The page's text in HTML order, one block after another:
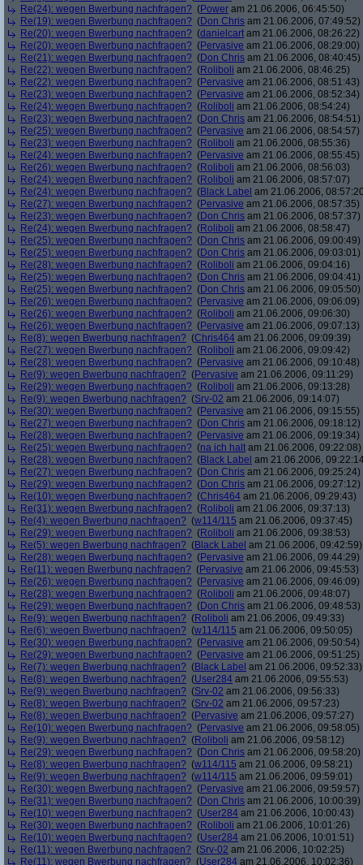
Re(24): wegen Bwerbung nachfragen? (Power am 21.06.2006, 06:45:50)
Re(19): wegen Bwerbung nachfragen? (Don Chris am 21.06.2006, 07:49:52)
Re(20): wegen Bwerbung nachfragen? (danielcart am 21.06.2006, 08:26:22)
Re(20): wegen Bwerbung nachfragen? (Pervasive am 21.06.2006, 08:29:00)
Re(21): wegen Bwerbung nachfragen? (Don Chris am 21.06.2006, 08:40:45)
Re(22): wegen Bwerbung nachfragen? (Roliboli am 21.06.2006, 08:46:25)
Re(22): wegen Bwerbung nachfragen? (Pervasive am 21.06.2006, 08:51:43)
Re(23): wegen Bwerbung nachfragen? (Pervasive am 21.06.2006, 08:52:34)
Re(24): wegen Bwerbung nachfragen? (Roliboli am 21.06.2006, 08:54:24)
Re(23): wegen Bwerbung nachfragen? (Don Chris am 21.06.2006, 08:54:51)
Re(25): wegen Bwerbung nachfragen? (Pervasive am 21.06.2006, 08:54:57)
Re(23): wegen Bwerbung nachfragen? (Roliboli am 21.06.2006, 08:55:36)
Re(24): wegen Bwerbung nachfragen? (Pervasive am 21.06.2006, 08:55:45)
Re(26): wegen Bwerbung nachfragen? (Roliboli am 21.06.2006, 08:56:03)
Re(24): wegen Bwerbung nachfragen? (Roliboli am 21.06.2006, 08:57:07)
Re(24): wegen Bwerbung nachfragen? (Black Label am 21.06.2006,
Re(27): wegen Bwerbung nachfragen? (Pervasive am 21.06.2006, 08:57:35)
Re(23): wegen Bwerbung nachfragen? (Don Chris am 21.06.2006, 08:57:37)
Re(24): wegen Bwerbung nachfragen? (Roliboli am 21.06.2006, 08:58:47)
Re(25): wegen Bwerbung nachfragen? (Don Chris am 21.06.2006, 09:00:49)
Re(25): wegen Bwerbung nachfragen? (Don Chris am 21.06.2006, 09:03:01)
Re(28): wegen Bwerbung nachfragen? (Roliboli am 21.06.2006, 09:04:16)
Re(25): wegen Bwerbung nachfragen? (Don Chris am 21.06.2006, 09:04:41)
Re(25): wegen Bwerbung nachfragen? (Don Chris am 21.06.2006, 09:05:50)
Re(26): wegen Bwerbung nachfragen? (Pervasive am 21.06.2006, 09:06:09)
Re(26): wegen Bwerbung nachfragen? (Roliboli am 21.06.2006, 09:06:30)
Re(26): wegen Bwerbung nachfragen? (Pervasive am 21.06.2006, 09:07:13)
Re(8): wegen Bwerbung nachfragen? (Chris464 am 21.06.2006, 09:09:39)
Re(27): wegen Bwerbung nachfragen? (Roliboli am 21.06.2006, 09:09:42)
Re(28): wegen Bwerbung nachfragen? (Pervasive am 21.06.2006, 09:10:48)
Re(9): wegen Bwerbung nachfragen? (Pervasive am 21.06.2006, 09:11:29)
Re(29): wegen Bwerbung nachfragen? (Roliboli am 21.06.2006, 09:13:28)
Re(9): wegen Bwerbung nachfragen? (Srv-02 am 21.06.2006, 09:14:07)
Re(30): wegen Bwerbung nachfragen? (Pervasive am 21.06.2006, 09:15:55)
Re(27): wegen Bwerbung nachfragen? (Don Chris am 21.06.2006, 09:18:12)
Re(28): wegen Bwerbung nachfragen? (Pervasive am 21.06.2006, 09:19:34)
Re(25): wegen Bwerbung nachfragen? (na ich halt am 21.06.2006, 09:22:08)
Re(28): wegen Bwerbung nachfragen? (Black Label am 21.06.2006,
Re(27): wegen Bwerbung nachfragen? (Don Chris am 21.06.2006, 09:25:24)
Re(29): wegen Bwerbung nachfragen? (Don Chris am 21.06.2006, 09:27:12)
Re(10): wegen Bwerbung nachfragen? (Chris464 am 21.06.2006, 09:29:43)
Re(31): wegen Bwerbung nachfragen? (Roliboli am 21.06.2006, 09:37:13)
Re(4): wegen Bwerbung nachfragen? (w114/115 am 21.06.2006, 09:37:45)
Re(29): wegen Bwerbung nachfragen? (Roliboli am 21.06.2006, 09:38:53)
Re(5): wegen Bwerbung nachfragen? (Black Label am 21.06.2006, 09:42:59)
Re(28): wegen Bwerbung nachfragen? (Pervasive am 21.06.2006, 09:44:29)
Re(11): wegen Bwerbung nachfragen? (Pervasive am 21.06.2006, 09:45:53)
Re(26): wegen Bwerbung nachfragen? (Pervasive am 21.06.2006, 09:46:09)
Re(28): wegen Bwerbung nachfragen? (Roliboli am 21.06.2006, 09:48:07)
Re(29): wegen Bwerbung nachfragen? (Don Chris am 21.06.2006, 09:48:53)
Re(9): wegen Bwerbung nachfragen? (Roliboli am 21.06.2006, 09:49:33)
Re(6): wegen Bwerbung nachfragen? (w114/115 am 21.06.2006, 09:50:05)
Re(30): wegen Bwerbung nachfragen? (Pervasive am 21.06.2006, 09:50:54)
Re(29): wegen Bwerbung nachfragen? (Pervasive am 21.06.2006, 09:51:25)
Re(7): wegen Bwerbung nachfragen? (Black Label am 21.06.2006, 09:52:33)
Re(8): wegen Bwerbung nachfragen? (User284 am 21.06.2006, 09:55:53)
Re(9): wegen Bwerbung nachfragen? (Srv-02 am 21.06.2006, 09:56:33)
Re(8): wegen Bwerbung nachfragen? (Srv-02 am 21.06.2006, 09:57:23)
Re(8): wegen Bwerbung nachfragen? (Pervasive am 21.06.2006, 09:57:27)
Re(10): wegen Bwerbung nachfragen? (Pervasive am 21.06.2006, 09:58:05)
Re(9): wegen Bwerbung nachfragen? (Roliboli am 21.06.2006, 09:58:12)
Re(29): wegen Bwerbung nachfragen? (Don Chris am 21.06.2006, 09:58:20)
Re(8): wegen Bwerbung nachfragen? (w114/115 am 21.06.2006, 09:58:21)
Re(9): wegen Bwerbung nachfragen? (w114/115 am 21.06.2006, 09:59:01)
Re(30): wegen Bwerbung nachfragen? (Pervasive am 21.06.2006, 09:59:57)
Re(31): wegen Bwerbung nachfragen? (Don Chris am 21.06.2006, 10:00:39)
Re(10): wegen Bwerbung nachfragen? (User284 am 21.06.2006, 10:00:43)
Re(30): wegen Bwerbung nachfragen? (Roliboli am 21.06.2006, 10:01:26)
Re(10): wegen Bwerbung nachfragen? (User284 am 21.06.2006, 10:01:51)
Re(11): wegen Bwerbung nachfragen? (Srv-02 am 21.06.2006, 10:02:25)
Re(11): wegen Bwerbung nachfragen? (User284 am 21.06.2006, 10:02:36)